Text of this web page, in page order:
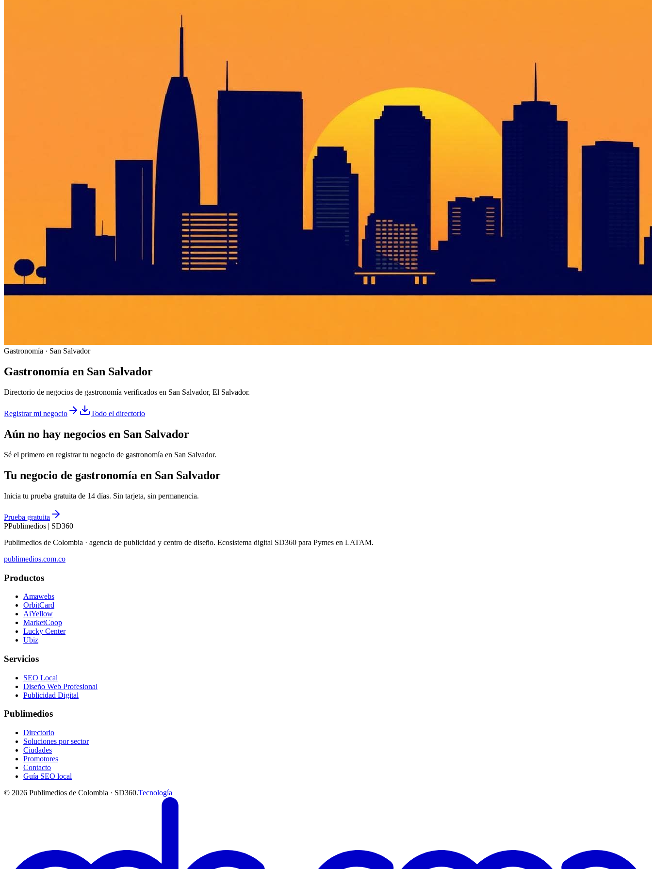
Gastronomía · San Salvador
Gastronomía en San Salvador
Directorio de negocios de gastronomía verificados en San Salvador, El Salvador.
Registrar mi negocio Todo el directorio
Aún no hay negocios en San Salvador
Sé el primero en registrar tu negocio de gastronomía en San Salvador.
Tu negocio de gastronomía en San Salvador
Inicia tu prueba gratuita de 14 días. Sin tarjeta, sin permanencia.
Prueba gratuita
PPublimedios | SD360
Publimedios de Colombia · agencia de publicidad y centro de diseño. Ecosistema digital SD360 para Pymes en LATAM.
publimedios.com.co
Productos
Amawebs
OrbitCard
AiYellow
MarketCoop
Lucky Center
Ubiz
Servicios
SEO Local
Diseño Web Profesional
Publicidad Digital
Publimedios
Directorio
Soluciones por sector
Ciudades
Promotores
Contacto
Guía SEO local
© 2026 Publimedios de Colombia · SD360.Tecnología